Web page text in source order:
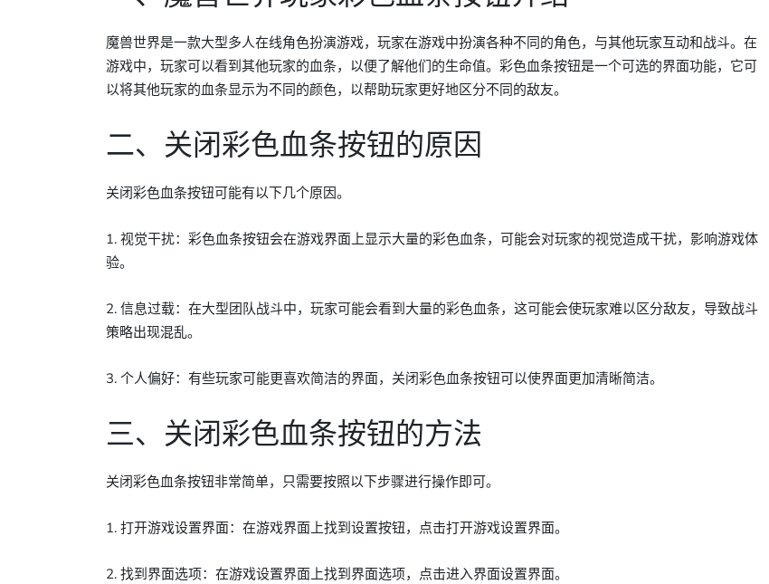
魔兽世界是一款大型多人在线角色扮演游戏，玩家在游戏中扮演各种不同的角色，与其他玩家互动和战斗。在
游戏中，玩家可以看到其他玩家的血条，以便了解他们的生命值。彩色血条按钮是一个可选的界面功能，它可
以将其他玩家的血条显示为不同的颜色，以帮助玩家更好地区分不同的敌友。
二、关闭彩色血条按钮的原因
关闭彩色血条按钮可能有以下几个原因。
1. 视觉干扰：彩色血条按钮会在游戏界面上显示大量的彩色血条，可能会对玩家的视觉造成干扰，影响游戏体
验。
2. 信息过载：在大型团队战斗中，玩家可能会看到大量的彩色血条，这可能会使玩家难以区分敌友，导致战斗
策略出现混乱。
3. 个人偏好：有些玩家可能更喜欢简洁的界面，关闭彩色血条按钮可以使界面更加清晰简洁。
三、关闭彩色血条按钮的方法
关闭彩色血条按钮非常简单，只需要按照以下步骤进行操作即可。
1. 打开游戏设置界面：在游戏界面上找到设置按钮，点击打开游戏设置界面。
2. 找到界面选项：在游戏设置界面上找到界面选项，点击进入界面设置界面。